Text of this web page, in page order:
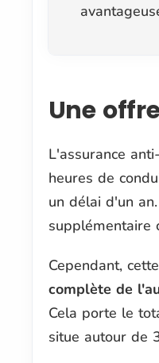
Une
L'assurance
heures de
un délai d'un
supplémentaire
Cependant,
complète de
Cela porte le
situe autour de